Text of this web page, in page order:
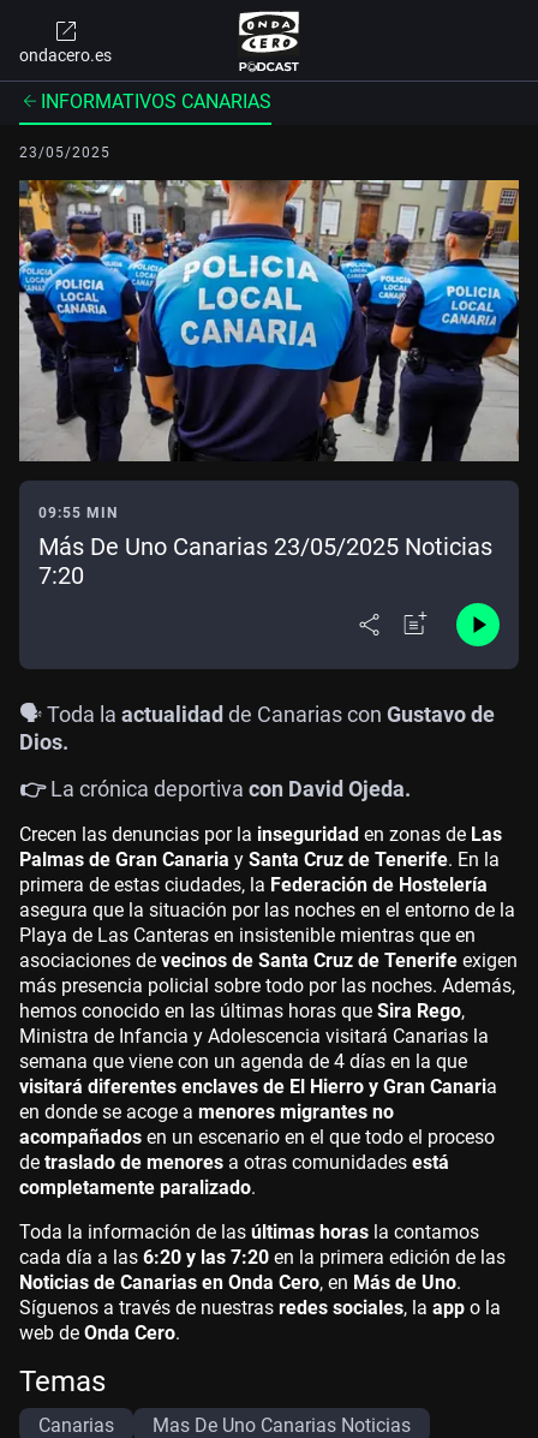
ondacero.es
INFORMATIVOS CANARIAS
23/05/2025
09:55 MIN
Más De Uno Canarias 23/05/2025 Noticias
7:20
🗣️ Toda la actualidad de Canarias con Gustavo de
Dios.
👉La crónica deportiva con David Ojeda.
Crecen las denuncias por la inseguridad en zonas de Las
Palmas de Gran Canaria y Santa Cruz de Tenerife. En la
primera de estas ciudades, la Federación de Hostelería
asegura que la situación por las noches en el entorno de la
Playa de Las Canteras en insistenible mientras que en
asociaciones de vecinos de Santa Cruz de Tenerife exigen
más presencia policial sobre todo por las noches. Además,
hemos conocido en las últimas horas que Sira Rego,
Ministra de Infancia y Adolescencia visitará Canarias la
semana que viene con un agenda de 4 días en la que
visitará diferentes enclaves de El Hierro y Gran Canaria
en donde se acoge a menores migrantes no
acompañados en un escenario en el que todo el proceso
de traslado de menores a otras comunidades está
completamente paralizado.
Toda la información de las últimas horas la contamos
cada día a las 6:20 y las 7:20 en la primera edición de las
Noticias de Canarias en Onda Cero, en Más de Uno.
Síguenos a través de nuestras redes sociales, la app o la
web de Onda Cero.
Temas
Canarias Mas De Uno Canarias Noticias